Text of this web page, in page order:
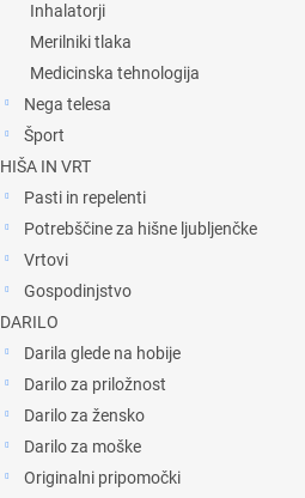
Inhalatorji
Merilniki tlaka
Medicinska tehnologija
Nega telesa
Šport
HIŠA IN VRT
Pasti in repelenti
Potrebščine za hišne ljubljenčke
Vrtovi
Gospodinjstvo
DARILO
Darila glede na hobije
Darilo za priložnost
Darilo za žensko
Darilo za moške
Originalni pripomočki